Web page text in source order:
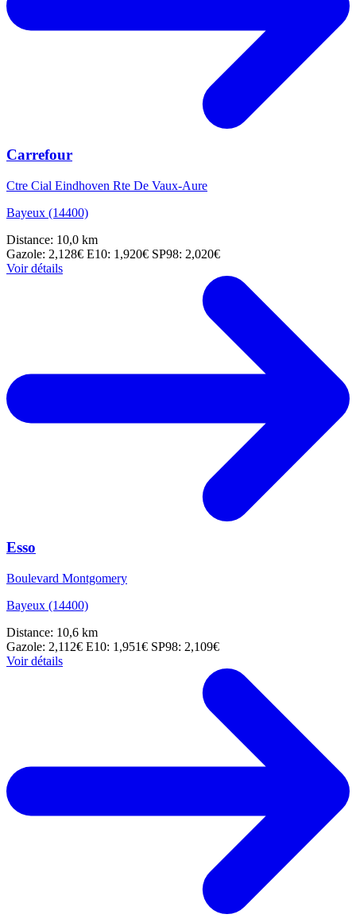
Carrefour
Ctre Cial Eindhoven Rte De Vaux-Aure
Bayeux (14400)
Distance: 10,0 km
Gazole: 2,128€ E10: 1,920€ SP98: 2,020€
Voir détails
Esso
Boulevard Montgomery
Bayeux (14400)
Distance: 10,6 km
Gazole: 2,112€ E10: 1,951€ SP98: 2,109€
Voir détails